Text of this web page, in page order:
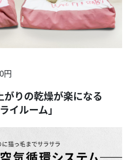
円
がりの乾燥が楽になる
イルーム」